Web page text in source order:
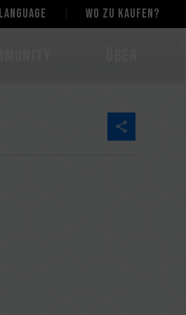
LANGUAGE Wo zu kaufen?